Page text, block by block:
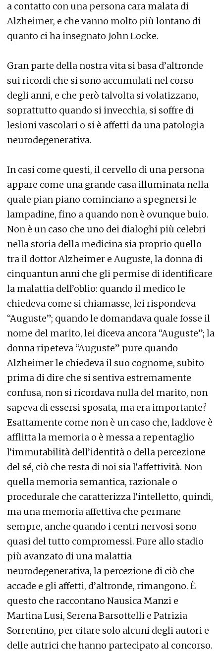
a contatto con una persona cara malata di
Alzheimer, e che vanno molto più lontano di
quanto ci ha insegnato John Locke.
Gran parte della nostra vita si basa d’altronde
sui ricordi che si sono accumulati nel corso
degli anni, e che però talvolta si volatizzano,
soprattutto quando si invecchia, si soffre di
lesioni vascolari o si è affetti da una patologia
neurodegenerativa.
In casi come questi, il cervello di una persona
appare come una grande casa illuminata nella
quale pian piano cominciano a spegnersi le
lampadine, fino a quando non è ovunque buio.
Non è un caso che uno dei dialoghi più celebri
nella storia della medicina sia proprio quello
tra il dottor Alzheimer e Auguste, la donna di
cinquantun anni che gli permise di identificare
la malattia dell’oblio: quando il medico le
chiedeva come si chiamasse, lei rispondeva
“Auguste”; quando le domandava quale fosse il
nome del marito, lei diceva ancora “Auguste”; la
donna ripeteva “Auguste” pure quando
Alzheimer le chiedeva il suo cognome, subito
prima di dire che si sentiva estremamente
confusa, non si ricordava nulla del marito, non
sapeva di essersi sposata, ma era importante?
Esattamente come non è un caso che, laddove è
afflitta la memoria o è messa a repentaglio
l’immutabilità dell’identità o della percezione
del sé, ciò che resta di noi sia l’affettività. Non
quella memoria semantica, razionale o
procedurale che caratterizza l’intelletto, quindi,
ma una memoria affettiva che permane
sempre, anche quando i centri nervosi sono
quasi del tutto compromessi. Pure allo stadio
più avanzato di una malattia
neurodegenerativa, la percezione di ciò che
accade e gli affetti, d’altronde, rimangono. È
questo che raccontano Nausica Manzi e
Martina Lusi, Serena Barsottelli e Patrizia
Sorrentino, per citare solo alcuni degli autori e
delle autrici che hanno partecipato al concorso.